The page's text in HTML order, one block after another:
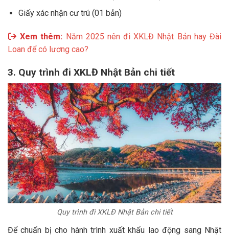
Giấy xác nhận cư trú (01 bản)
Xem thêm: Năm 2025 nên đi XKLĐ Nhật Bản hay Đài
Loan để có lương cao?
3. Quy trình đi XKLĐ Nhật Bản chi tiết
Quy trình đi XKLĐ Nhật Bản chi tiết
Để chuẩn bị cho hành trình xuất khẩu lao động sang Nhật